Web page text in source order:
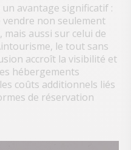
avantage significatif :
non seulement
aussi sur celui de
le tout sans
accroît la visibilité et
hébergements
coûts additionnels liés
de réservation